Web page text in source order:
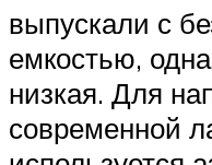
выпускали с
емкостью,
низкая. Для
современной